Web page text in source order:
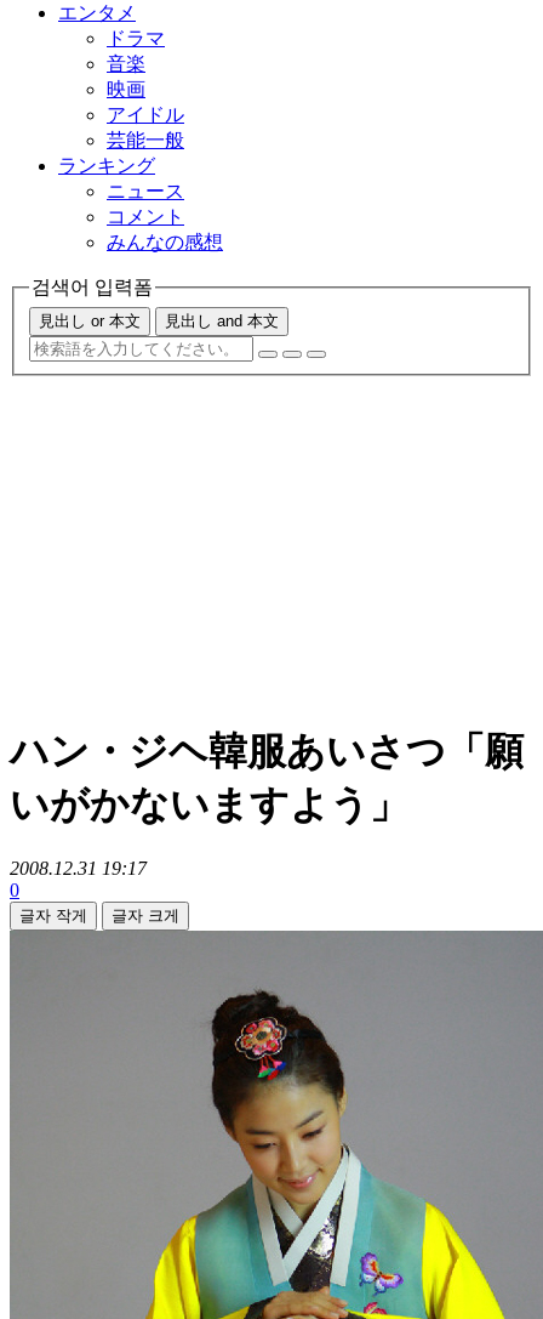
エンタメ
ドラマ
音楽
映画
アイドル
芸能一般
ランキング
ニュース
コメント
みんなの感想
검색어 입력폼
見出し or 本文 見出し and 本文
ハン・ジヘ韓服あいさつ「願
いがかないますよう」
2008.12.31 19:17
0
글자 작게 글자 크게